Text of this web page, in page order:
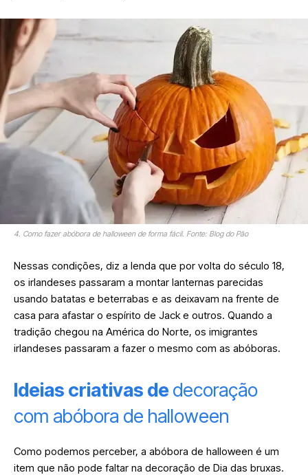
4. Como fazer abóbora de halloween de forma fácil. Fonte: Blog do Pão
Nessas condições, diz a lenda que por volta do século 18,
os irlandeses passaram a montar lanternas parecidas
usando batatas e beterrabas e as deixavam na frente de
casa para afastar o espírito de Jack e outros. Quando a
tradição chegou na América do Norte, os imigrantes
irlandeses passaram a fazer o mesmo com as abóboras.
Ideias criativas dedecoração
com abóbora de halloween
Como podemos perceber, a abóbora de halloween é um
item que não pode faltar na decoração de Dia das bruxas.